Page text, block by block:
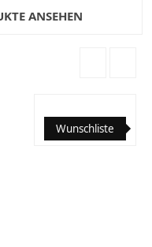
ANSEHEN
Wunschliste